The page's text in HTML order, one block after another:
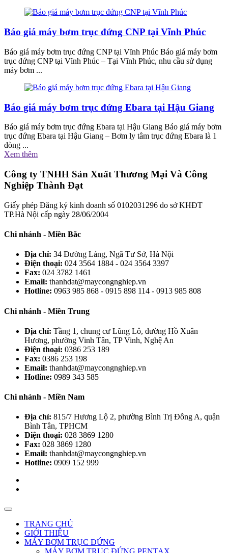
Báo giá máy bơm trục đứng CNP tại Vĩnh Phúc
Báo giá máy bơm trục đứng CNP tại Vĩnh Phúc Báo giá máy bơm
trục đứng CNP tại Vĩnh Phúc – Tại Vĩnh Phúc, nhu cầu sử dụng
máy bơm ...
Báo giá máy bơm trục đứng Ebara tại Hậu Giang
Báo giá máy bơm trục đứng Ebara tại Hậu Giang Báo giá máy bơm
trục đứng Ebara tại Hậu Giang – Bơm ly tâm trục đứng Ebara là 1
dòng ...
Xem thêm
Công ty TNHH Sản Xuất Thương Mại Và Công
Nghiệp Thành Đạt
Giấy phép Đăng ký kinh doanh số 0102031296 do sở KHĐT
TP.Hà Nội cấp ngày 28/06/2004
Chi nhánh - Miền Bắc
Địa chỉ: 34 Đường Láng, Ngã Tư Sở, Hà Nội
Điện thoại: 024 3564 1884 - 024 3564 3397
Fax: 024 3782 1461
Email: thanhdat@maycongnghiep.vn
Hotline: 0963 985 868 - 0915 898 114 - 0913 985 808
Chi nhánh - Miền Trung
Địa chỉ: Tầng 1, chung cư Lũng Lô, đường Hồ Xuân
Hương, phường Vinh Tân, TP Vinh, Nghệ An
Điện thoại: 0386 253 189
Fax: 0386 253 198
Email: thanhdat@maycongnghiep.vn
Hotline: 0989 343 585
Chi nhánh - Miền Nam
Địa chỉ: 815/7 Hương Lộ 2, phường Bình Trị Đông A, quận
Bình Tân, TPHCM
Điện thoại: 028 3869 1280
Fax: 028 3869 1280
Email: thanhdat@maycongnghiep.vn
Hotline: 0909 152 999
TRANG CHỦ
GIỚI THIỆU
MÁY BƠM TRỤC ĐỨNG